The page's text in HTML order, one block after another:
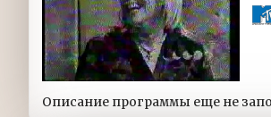
Описание программы еще не